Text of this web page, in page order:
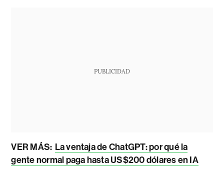
PUBLICIDAD
VER MÁS: La ventaja de ChatGPT: por qué la
gente normal paga hasta US$200 dólares en IA